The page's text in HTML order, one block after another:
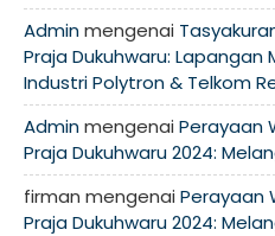
Adminmengenai
Praja Dukuhwaru: Lapangan
Industri Polytron & Telkom
Adminmengenai Perayaan
Praja Dukuhwaru 2024:
firman mengenai Perayaan
Praja Dukuhwaru 2024: